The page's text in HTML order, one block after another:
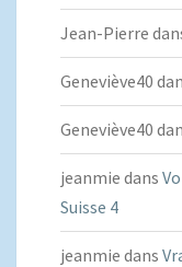
Jean-Pierre
Geneviève40
Geneviève40
jeanmie dans
Suisse 4
jeanmie dans